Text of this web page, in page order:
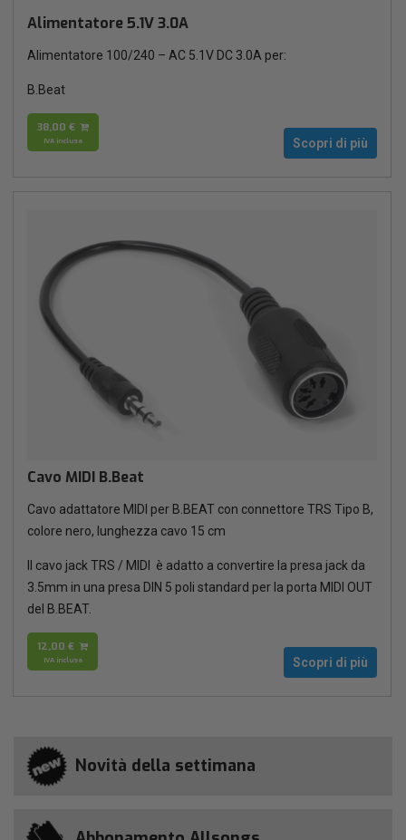
Alimentatore 5.1V 3.0A
Alimentatore 100/240 – AC 5.1V DC 3.0A per:
B.Beat
38,00 €
IVA inclusa Scopri di più
Cavo MIDI B.Beat
Cavo adattatore MIDI per B.BEAT con connettore TRS Tipo B,
colore nero, lunghezza cavo 15 cm
Il cavo jack TRS / MIDI è adatto a convertire la presa jack da
3.5mm in una presa DIN 5 poli standard per la porta MIDI OUT
del B.BEAT.
12,00 €
IVA inclusa Scopri di più
Novità della settimana